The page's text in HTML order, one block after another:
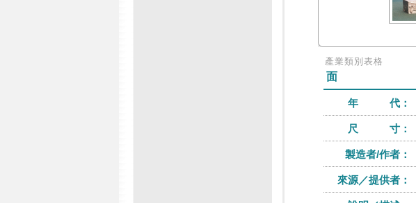
產業類別表格
面
年 代：
尺 寸：
製造者/作者：
來源／提供者：